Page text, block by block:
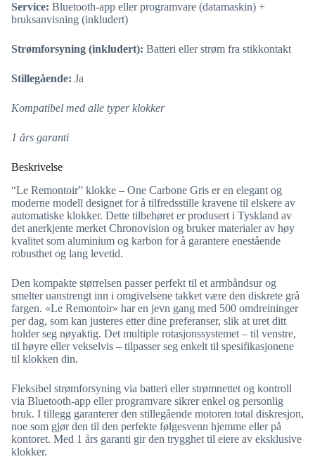
Service: Bluetooth-app eller programvare (datamaskin) +
bruksanvisning (inkludert)
Strømforsyning (inkludert): Batteri eller strøm fra stikkontakt
Stillegående: Ja
Kompatibel med alle typer klokker
1 års garanti
Beskrivelse
“Le Remontoir” klokke – One Carbone Gris er en elegant og
moderne modell designet for å tilfredsstille kravene til elskere av
automatiske klokker. Dette tilbehøret er produsert i Tyskland av
det anerkjente merket Chronovision og bruker materialer av høy
kvalitet som aluminium og karbon for å garantere enestående
robusthet og lang levetid.
Den kompakte størrelsen passer perfekt til et armbåndsur og
smelter uanstrengt inn i omgivelsene takket være den diskrete grå
fargen. «Le Remontoir» har en jevn gang med 500 omdreininger
per dag, som kan justeres etter dine preferanser, slik at uret ditt
holder seg nøyaktig. Det multiple rotasjonssystemet – til venstre,
til høyre eller vekselvis – tilpasser seg enkelt til spesifikasjonene
til klokken din.
Fleksibel strømforsyning via batteri eller strømnettet og kontroll
via Bluetooth-app eller programvare sikrer enkel og personlig
bruk. I tillegg garanterer den stillegående motoren total diskresjon,
noe som gjør den til den perfekte følgesvenn hjemme eller på
kontoret. Med 1 års garanti gir den trygghet til eiere av eksklusive
klokker.